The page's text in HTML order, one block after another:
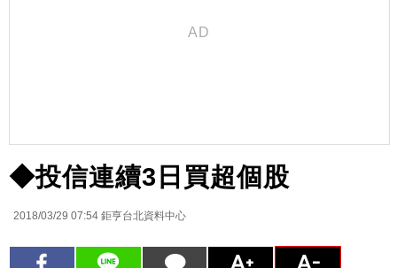
◆投信連續3日買超個股
2018/03/29 07:54 鉅亨台北資料中心